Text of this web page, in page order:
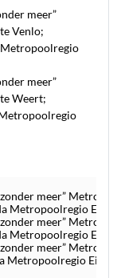
meer”
Venlo;
Metropoolregio
meer”
Weert;
meer”
Metropoolregio
meer”
Metropoolregio
meer”
Metropoolregio